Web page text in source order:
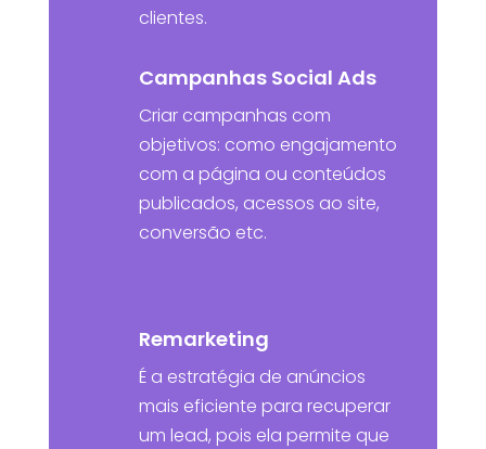
clientes.
Campanhas Social Ads
Criar campanhas com
objetivos: como engajamento
com a página ou conteúdos
publicados, acessos ao site,
conversão etc.
Remarketing
É a estratégia de anúncios
mais eficiente para recuperar
um lead, pois ela permite que